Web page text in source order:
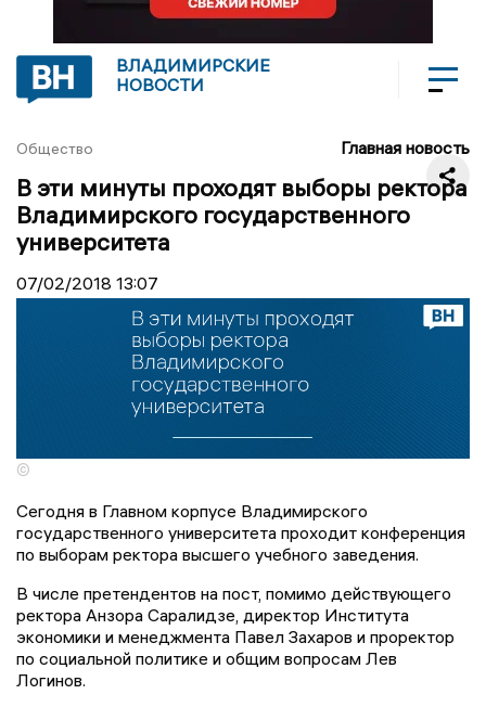
ВЛАДИМИРСКИЕ
НОВОСТИ
Общество Главная новость
В эти минуты проходят выборы ректора
Владимирского государственного
университета
07/02/2018 13:07
©
Сегодня в Главном корпусе Владимирского
государственного университета проходит конференция
по выборам ректора высшего учебного заведения.
В числе претендентов на пост, помимо действующего
ректора Анзора Саралидзе, директор Института
экономики и менеджмента Павел Захаров и проректор
по социальной политике и общим вопросам Лев
Логинов.